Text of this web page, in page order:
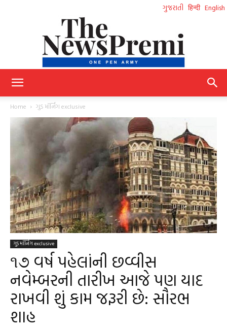
ગુજરાતી हिन्दी English
Gujarati
Home ગુડ મૉર્નિંગ exclusive
ગુડ મૉર્નિંગ exclusive
૧૭ વર્ષ પહેલાંની છવ્વીસ
નવેમ્બરની તારીખ આજે પણ યાદ
રાખવી શું કામ જરૂરી છે: સૌરભ
શાહ